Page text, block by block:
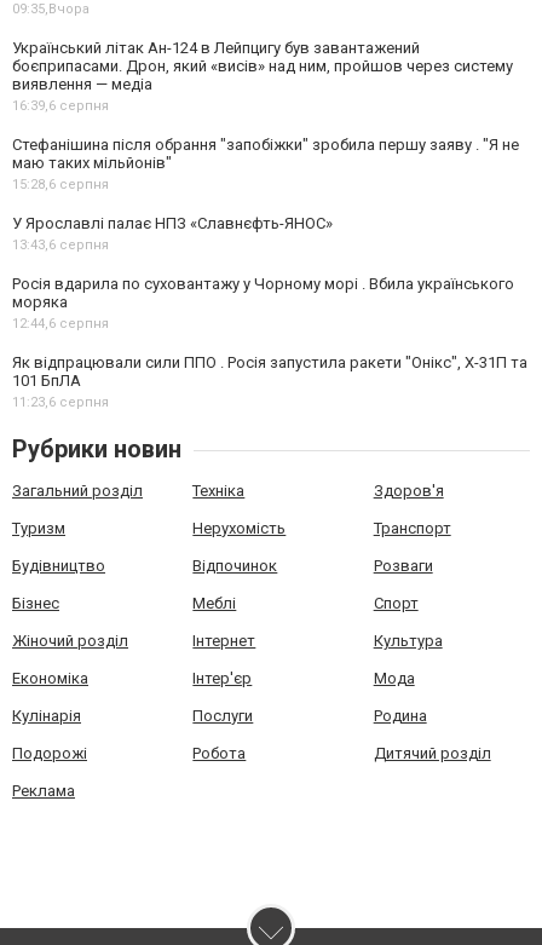
09:35,Вчора
Український літак Ан-124 в Лейпцигу був завантажений
боєприпасами. Дрон, який «висів» над ним, пройшов через систему
виявлення — медіа
16:39,6 серпня
Стефанішина після обрання "запобіжки" зробила першу заяву . "Я не
маю таких мільйонів"
15:28,6 серпня
У Ярославлі палає НПЗ «Славнєфть-ЯНОС»
13:43,6 серпня
Росія вдарила по суховантажу у Чорному морі . Вбила українського
моряка
12:44,6 серпня
Як відпрацювали сили ППО . Росія запустила ракети "Онікс", Х-31П та
101 БпЛА
11:23,6 серпня
Рубрики новин
Загальний розділ Техніка Здоров'я
Туризм Нерухомість Транспорт
Будівництво Відпочинок Розваги
Бізнес Меблі Спорт
Жіночий розділ Інтернет Культура
Економіка Інтер'єр Мода
Кулінарія Послуги Родина
Подорожі Робота Дитячий розділ
Реклама